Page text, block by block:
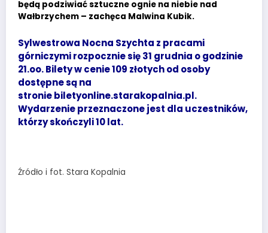
będą podziwiać sztuczne ognie na niebie nad
Wałbrzychem – zachęca Malwina Kubik.
Sylwestrowa Nocna Szychta z pracami
górniczymi rozpocznie się 31 grudnia o godzinie
21.oo. Bilety w cenie 109 złotych od osoby
dostępne są na
stronie biletyonline.starakopalnia.pl.
Wydarzenie przeznaczone jest dla uczestników,
którzy skończyli 10 lat.
Źródło i fot. Stara Kopalnia